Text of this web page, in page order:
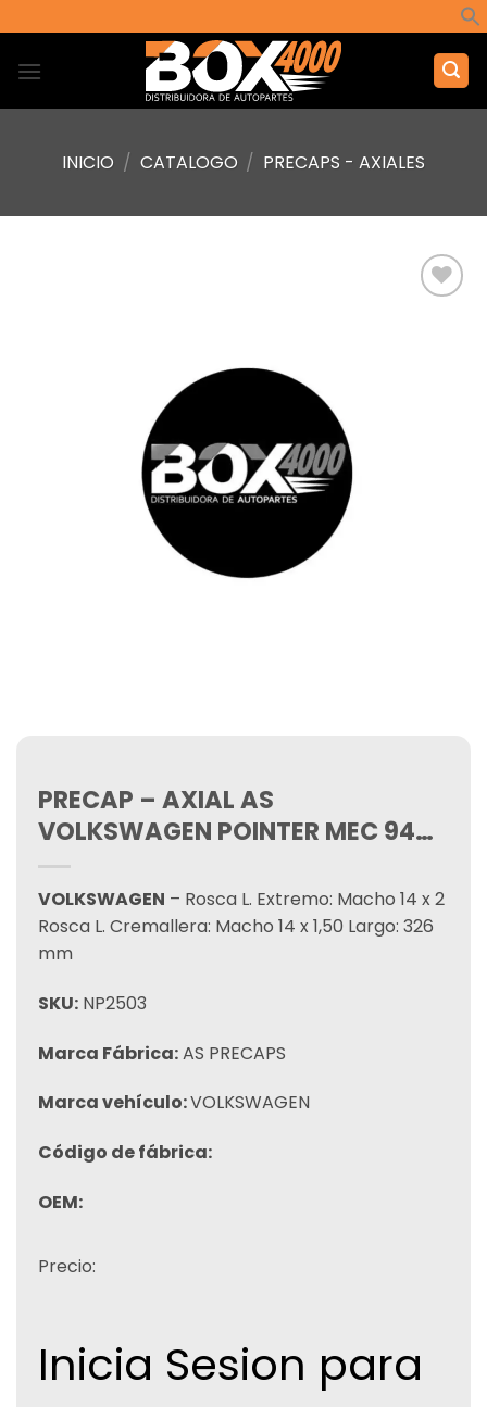
al
contenido
INICIO / CATALOGO / PRECAPS - AXIALES
PRECAP – AXIAL AS
VOLKSWAGEN POINTER MEC 94…
VOLKSWAGEN – Rosca L. Extremo: Macho 14 x 2
Rosca L. Cremallera: Macho 14 x 1,50 Largo: 326
mm
SKU: NP2503
Marca Fábrica:AS PRECAPS
Marca vehículo:VOLKSWAGEN
Código de fábrica:
OEM:
Precio:
Inicia Sesion para